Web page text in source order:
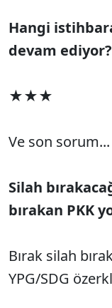
Hangi
devam ediyor?
★★★
Ve son sorum...
Silah
bırakan PKK
Bırak silah
YPG/SDG